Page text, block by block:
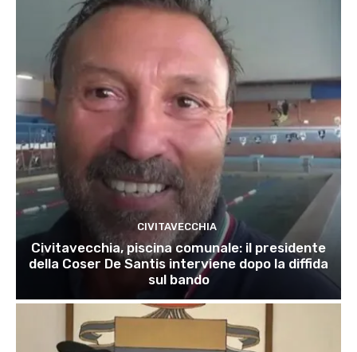
CIVITAVECCHIA
Civitavecchia, piscina comunale: il presidente
della Coser De Santis interviene dopo la diffida
sul bando